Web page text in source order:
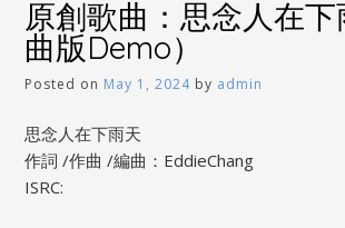
原創歌曲：思念人在
曲版Demo）
Posted on May 1, 2024 by admin
思念人在下雨天
作詞 /作曲 /編曲：EddieChang
ISRC: